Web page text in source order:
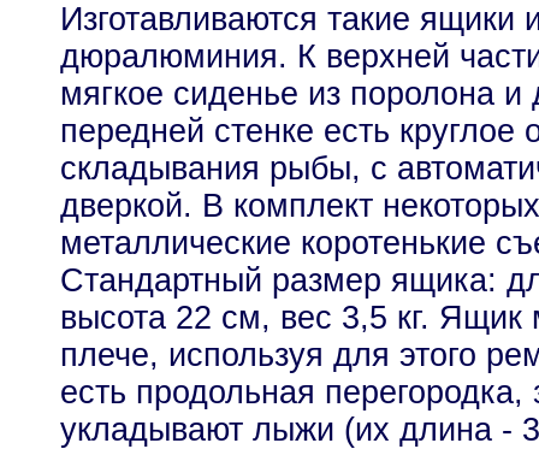
Изготавливаются такие ящики
дюралюминия. К верхней
мягкое сиденье из поролона
передней стенке есть круглое
складывания рыбы, с
дверкой. В комплект
металлические коротенькие
Стандартный размер ящика:
высота 22 см, вес 3,5 кг.
плече, используя для этого
есть продольная перегородка,
укладывают лыжи (их длина -